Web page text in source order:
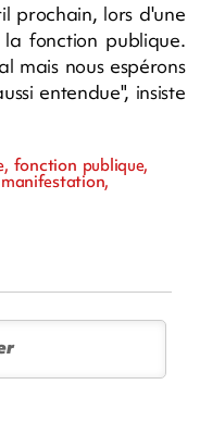
prochain, lors d'une
fonction publique.
mais nous espérons
entendue", insiste
fonction publique,